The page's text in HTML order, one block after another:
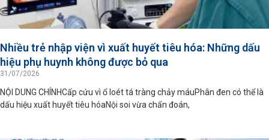
Nhiều trẻ nhập viện vì xuất huyết tiêu hóa: Những dấu
hiệu phụ huynh không được bỏ qua
31/07/2026
NỘI DUNG CHÍNHCấp cứu vì ổ loét tá tràng chảy máuPhân đen có thể là
dấu hiệu xuất huyết tiêu hóaNội soi vừa chẩn đoán,